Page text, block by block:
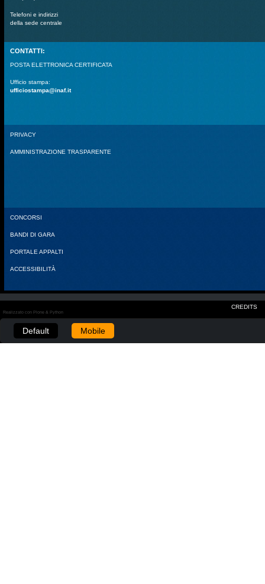
Telefoni e indirizzi
della sede centrale
CONTATTI:
POSTA ELETTRONICA CERTIFICATA
Ufficio stampa:
ufficiostampa@inaf.it
PRIVACY
AMMINISTRAZIONE TRASPARENTE
CONCORSI
BANDI DI GARA
PORTALE APPALTI
ACCESSIBILITÀ
CREDITS
Realizzato con Plone & Python
Default Mobile